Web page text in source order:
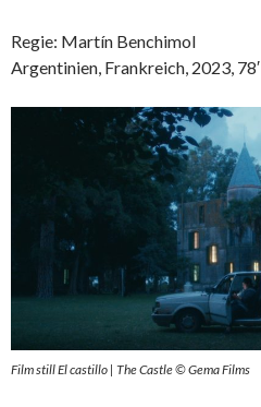
Regie: Martín Benchimol
Argentinien, Frankreich, 2023, 78′
Film still El castillo | The Castle © Gema Films